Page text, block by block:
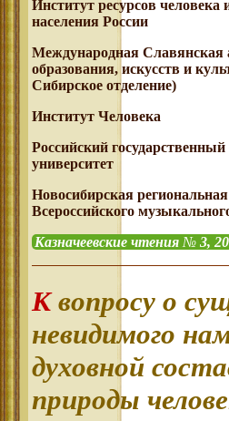
Институт ресурсов человека
населения России
Международная Славянская
образования, искусств и
Сибирское отделение)
Институт Человека
Российский
университет
Новосибирская
Всероссийского
Казначеевские чтения №3,
К вопросу о сущности
невидимого
духовной
природы